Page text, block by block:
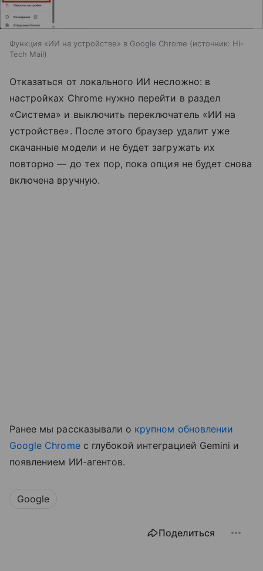
Функция «ИИ на устройстве» в Google Chrome источник: Hi-
Tech Mail
Отказаться от локального ИИ несложно: в
настройках Chrome нужно перейти в раздел
«Система» и выключить переключатель «ИИ на
устройстве». После этого браузер удалит уже
скачанные модели и не будет загружать их
повторно — до тех пор, пока опция не будет снова
включена вручную.
Ранее мы рассказывали о крупном обновлении
Google Chromeс глубокой интеграцией Gemini и
появлением ИИ-агентов.
Google
Поделиться